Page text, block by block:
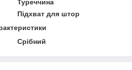
Туреччина
Підхват для штор
Срібний